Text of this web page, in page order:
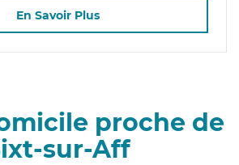
En Savoir Plus
proche de
sur-Aff